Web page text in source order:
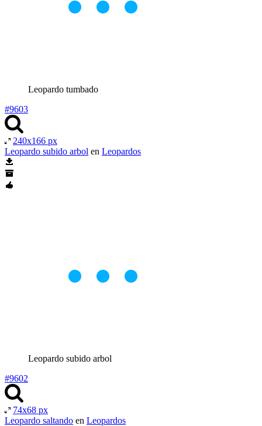
Leopardo tumbado
#9603
240x166 px
Leopardo subido arbol en Leopardos
Leopardo subido arbol
#9602
74x68 px
Leopardo saltando en Leopardos